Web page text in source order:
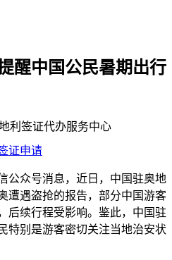
醒中国公民暑期出行
利签证代办服务中心
众号消息，近日，中国驻奥地
遭遇盗抢的报告，部分中国游客
后续行程受影响。鉴此，中国驻
特别是游客密切关注当地治安状